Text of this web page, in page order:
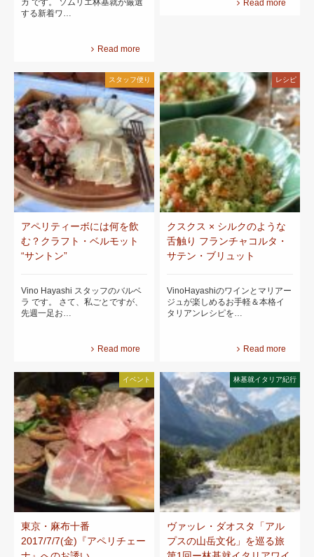
カ です。 ソムリエ林基就が厳選
する新着ワ…
Read more
Read more
スタッフ便り
アペリティーボには何を飲
む？クラフト・ベルモット
“サントン”
Vino Hayashi スタッフのバルベ
ラ です。 さて、私ごとですが、
先週一足お…
Read more
レシピ
クスクス × シルクのような
舌触り フランチャコルタ・
サテン・ブリュット
VinoHayashiのワインとマリアー
ジュが楽しめるお手軽＆本格イ
タリアンレシピを…
Read more
イベント
東京・麻布十番
2017/7/7(金)『アペリチェー
林基就イタリア紀行
ヴァッレ・ダオスタ「アル
プスの山岳文化」を巡る旅